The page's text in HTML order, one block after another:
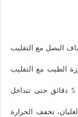
البصل مع التقليب
الطيب مع التقليب
تضاف باقي الخضروات مع التقليب لمدة 5 دقائق حتى تتداخل
تخفف الحرارة